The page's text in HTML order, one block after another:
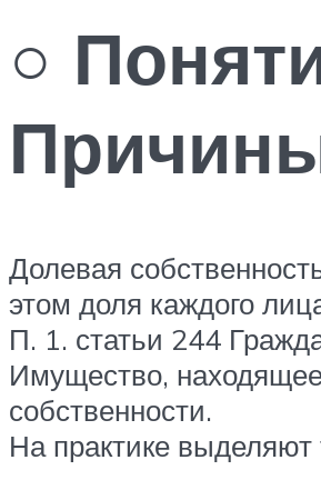
○
Долевая
этом доля каждого
П. 1. статьи 244
Имущество,
собственности.
На практике выделяют